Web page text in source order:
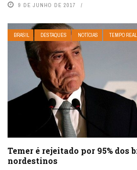
9 DE JUNHO DE 2017
BRASIL DESTAQUES NOTÍCIAS TEMPO REAL
Temer é rejeitado por 95% dos
nordestinos